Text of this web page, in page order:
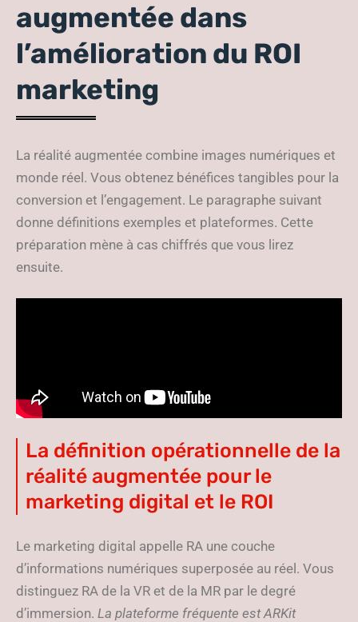
augmentée dans
l’amélioration du ROI
marketing
La réalité augmentée combine images numériques et
monde réel. Vous obtenez bénéfices tangibles pour la
conversion et l’engagement. Le paragraphe suivant
donne définitions exemples et plateformes. Cette
préparation mène à cas chiffrés que vous lirez
ensuite.
La définition opérationnelle de la
réalité augmentée pour le
marketing digital et le ROI
Le marketing digital appelle RA une couche
d’informations numériques superposée au réel. Vous
distinguez RA de la VR et de la MR par le degré
d’immersion. La plateforme fréquente est ARKit